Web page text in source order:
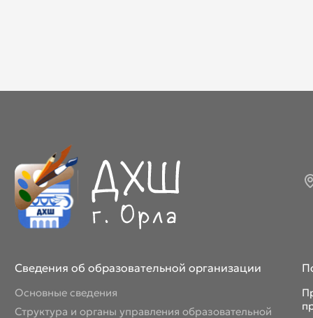
Сведения об образовательной организации
Основные сведения
Структура и органы управления образовательной